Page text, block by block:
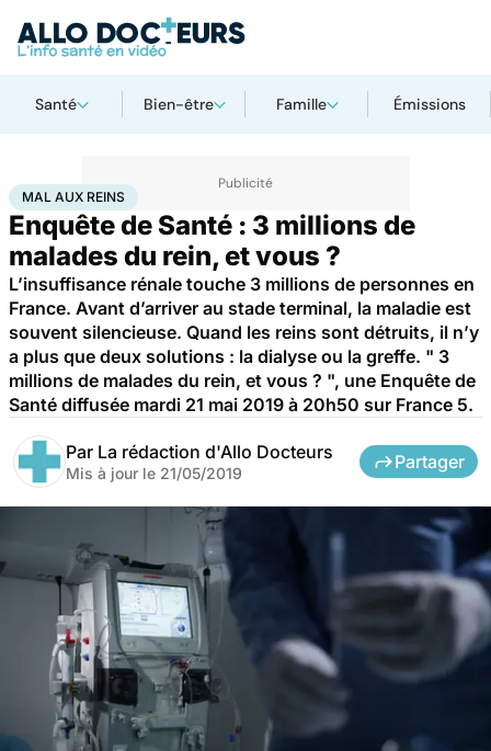
Santé Bien-être Famille Émissions
AccueilSantéMaladies Mal aux reins
MAL AUX REINS
Enquête de Santé : 3 millions de
malades du rein, et vous ?
L’insuffisance rénale touche 3 millions de personnes en
France. Avant d’arriver au stade terminal, la maladie est
souvent silencieuse. Quand les reins sont détruits, il n’y
a plus que deux solutions : la dialyse ou la greffe. " 3
millions de malades du rein, et vous ? ", une Enquête de
Santé diffusée mardi 21 mai 2019 à 20h50 sur France 5.
Par La rédaction d'Allo Docteurs
Mis à jour le 21/05/2019
Partager